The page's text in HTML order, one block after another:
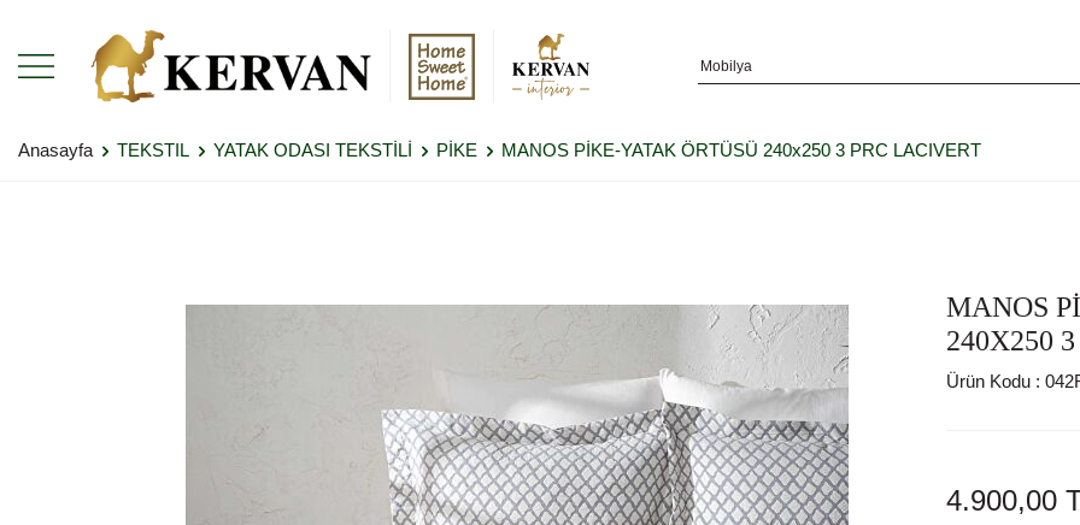
Anasayfa TEKSTIL YATAK ODASI TEKSTİLİ PİKE MANOS PİKE-YATAK ÖRTÜSÜ 240x250 3 PRC LACIVERT
MANOS
240X250
Ürün Kodu :
4.900,00